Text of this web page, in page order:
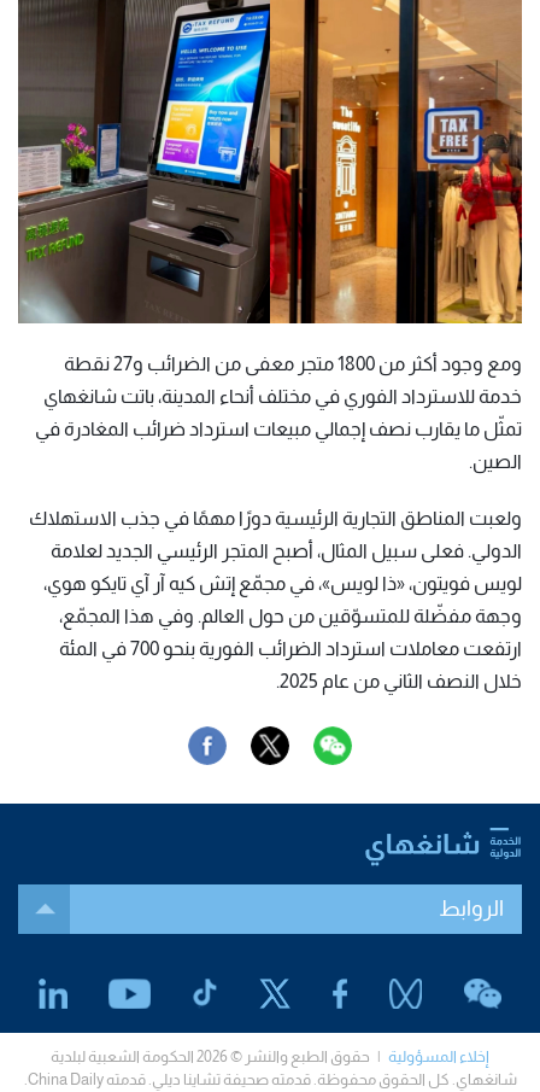
ومع وجود أكثر من 1800 متجر معفى من الضرائب و27 نقطة
خدمة للاسترداد الفوري في مختلف أنحاء المدينة، باتت شانغهاي
تمثّل ما يقارب نصف إجمالي مبيعات استرداد ضرائب المغادرة في
الصين.
ولعبت المناطق التجارية الرئيسية دورًا مهمًا في جذب الاستهلاك
الدولي. فعلى سبيل المثال، أصبح المتجر الرئيسي الجديد لعلامة
لويس فويتون، «ذا لويس»، في مجمّع إتش كيه آر آي تايكو هوي،
وجهة مفضّلة للمتسوّقين من حول العالم. وفي هذا المجمّع،
ارتفعت معاملات استرداد الضرائب الفورية بنحو 700 في المئة
خلال النصف الثاني من عام 2025.
الروابط
إخلاء المسؤولية
| حقوق الطبع والنشر © 2026 الحكومة الشعبية لبلدية
شانغهاي. كل الحقوق محفوظة. قدمته صحيفة تشاينا ديلي. قدمته China Daily.